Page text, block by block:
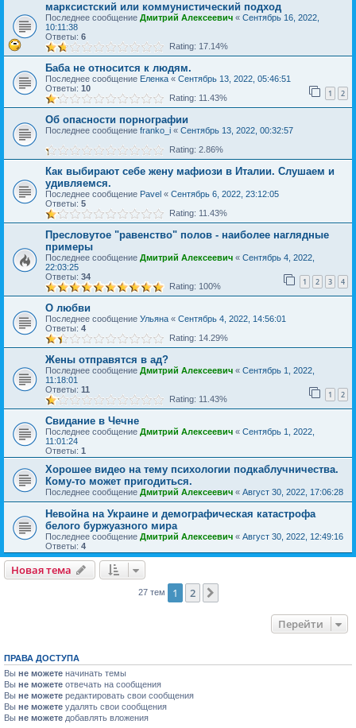
марксистский или коммунистический подход
Последнее сообщение Дмитрий Алексеевич « Сентябрь 16, 2022,
10:11:38
Ответы: 6
Rating: 17.14%
Баба не относится к людям.
Последнее сообщение Еленка « Сентябрь 13, 2022, 05:46:51
Ответы: 10 1 2
Rating: 11.43%
Об опасности порнографии
Последнее сообщение franko_i « Сентябрь 13, 2022, 00:32:57
Rating: 2.86%
Как выбирают себе жену мафиози в Италии. Слушаем и
удивляемся.
Последнее сообщение Pavel « Сентябрь 6, 2022, 23:12:05
Ответы: 5
Rating: 11.43%
Пресловутое "равенство" полов - наиболее наглядные
примеры
Последнее сообщение Дмитрий Алексеевич « Сентябрь 4, 2022,
22:03:25
Ответы: 34 1 2 3 4
Rating: 100%
О любви
Последнее сообщение Ульяна « Сентябрь 4, 2022, 14:56:01
Ответы: 4
Rating: 14.29%
Жены отправятся в ад?
Последнее сообщение Дмитрий Алексеевич « Сентябрь 1, 2022,
11:18:01
Ответы: 11 1 2
Rating: 11.43%
Свидание в Чечне
Последнее сообщение Дмитрий Алексеевич « Сентябрь 1, 2022,
11:01:24
Ответы: 1
Хорошее видео на тему психологии подкаблучничества.
Кому-то может пригодиться.
Последнее сообщение Дмитрий Алексеевич « Август 30, 2022, 17:06:28
Невойна на Украине и демографическая катастрофа
белого буржуазного мира
Последнее сообщение Дмитрий Алексеевич « Август 30, 2022, 12:49:16
Ответы: 4
Новая тема
27 тем 1 2
Перейти
ПРАВА ДОСТУПА
Вы не можете начинать темы
Вы не можете отвечать на сообщения
Вы не можете редактировать свои сообщения
Вы не можете удалять свои сообщения
Вы не можете добавлять вложения